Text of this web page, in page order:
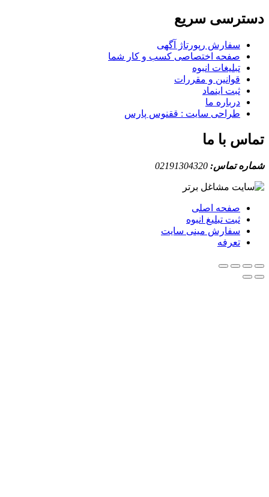
سریع
سفارش رپورتاژ آگهی
صفحه اختصاصی کسب و کار شما
تبلیغات انبوه
قوانین و مقررات
ثبت اینماد
درباره ما
طراحی سایت : ققنوس پارس
با ما
تماس:02191304320
صفحه اصلی
ثبت تبلیغ انبوه
سفارش مینی سایت
تعرفه